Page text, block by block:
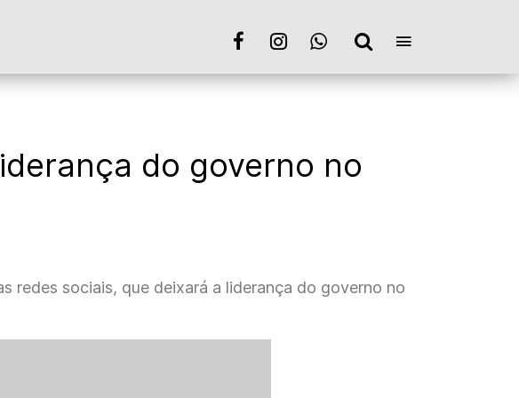
do governo no
redes sociais, que deixará a liderança do governo no